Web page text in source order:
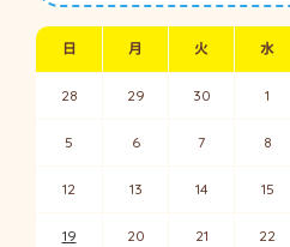
日 月 火 水
28 29 30 1
5 6 7 8
12 13 14 15
19 20 21 22